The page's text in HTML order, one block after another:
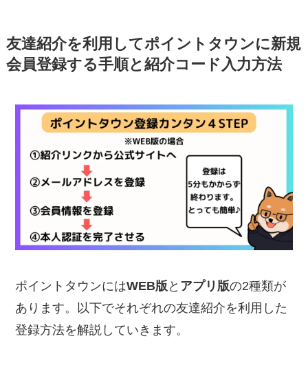
友達紹介を利用してポイントタウンに新規
会員登録する手順と紹介コード入力方法
ポイントタウンにはWEB版 と アプリ版の2種類が
あります。以下でそれぞれの友達紹介を利用した
登録方法を解説していきます。